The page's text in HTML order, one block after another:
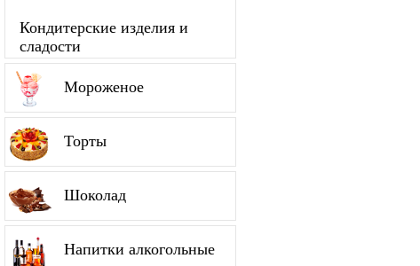
Кондитерские изделия и
сладости
Мороженое
Торты
Шоколад
Напитки алкогольные